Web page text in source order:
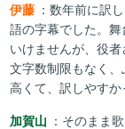
伊藤 ：数年前に訳
語の字幕でした。
いけませんが、役者
文字数制限もなく
高くて、訳しやすか
加賀山 ：そのまま